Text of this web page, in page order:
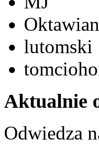
lutomski
Aktualnie
Odwiedza